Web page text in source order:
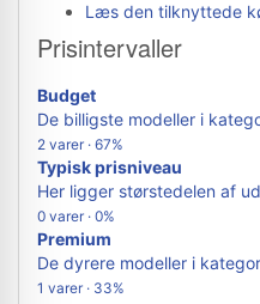
Læs den tilknyttede
Prisintervaller
Budget
De billigste modeller i
2 varer · 67%
Typisk prisniveau
Her ligger størstedelen af
0 varer · 0%
Premium
De dyrere modeller i
1 varer · 33%